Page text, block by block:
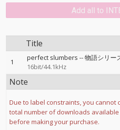
Add all to
Title
1 perfect slumbers --物語シリー
16bit/44.1kHz
Note
Due to label constraints, you cannot
total number of downloads
before making your purchase.